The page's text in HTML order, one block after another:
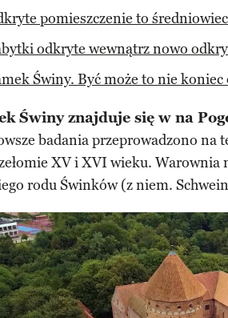
pomieszczenie to
odkryte wewnątrz nowo
Świny. Być może to nie koniec
Świny znajduje się w na
badania przeprowadzono na
XV i XVI wieku. Warownia
rodu Świnków (z niem.